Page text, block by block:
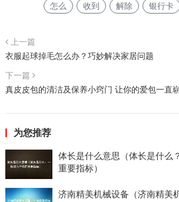
怎么 收到 解除 银行卡
上一篇
衣服起球掉毛怎么办？巧妙解决家居问题
下一篇
真皮皮包的清洁及保养小窍门 让你的爱包一直
为您推荐
体长是什么意思（体长是什
重要指标）
济南精美机械设备（济南精美